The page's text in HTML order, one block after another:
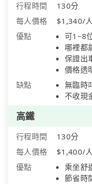
行程時間
130分
每人價格
$1,340/人
優點
可1~8
哪裡都
保證出
價格透
缺點
無臨時
不收現
高鐵
行程時間
130分
每人價格
$1,400/人
優點
乘坐舒
節省時